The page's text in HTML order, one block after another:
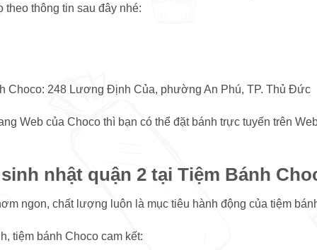
theo thông tin sau đây nhé:
Choco: 248 Lương Định Của, phường An Phú, TP. Thủ Đức
Web của Choco thì bạn có thể đặt bánh trực tuyến trên
nhật quận 2 tại Tiệm Bánh
ngon, chất lượng luôn là mục tiêu hành động của tiệm
tiệm bánh Choco cam kết: